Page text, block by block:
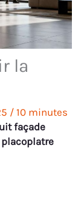
la
/ 10 minutes
façade
placoplatre